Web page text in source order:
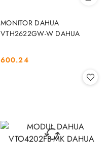
MONITOR DAHUA
VTH2622GW-W DAHUA
Cena:
600.24